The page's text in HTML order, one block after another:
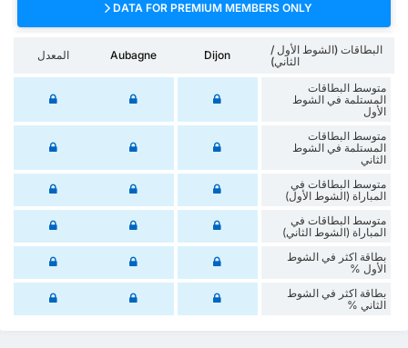
DATA FOR PREMIUM MEMBERS ONLY
البطاقات (الشوط الأول /
الثاني)
Dijon
Aubagne المعدل
متوسط البطاقات
المستلمة في الشوط
الأول
متوسط البطاقات
المستلمة في الشوط
الثاني
متوسط البطاقات في
المباراة (الشوط الأول)
متوسط البطاقات في
المباراة (الشوط الثاني)
‏بطاقة اكثر في الشوط
الأول %
‏بطاقة اكثر في الشوط
‏الثاني %